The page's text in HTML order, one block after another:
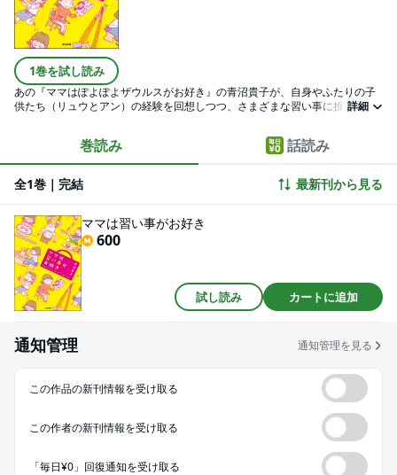
1巻を試し読み
あの『ママはぽよぽよザウルスがお好き』の青沼貴子が、自身やふたりの子
供たち（リュウとアン）の経験を回想しつつ、さまざまな習い事に挑戦する
詳細
巻読み 話読み
全1巻｜完結 最新刊から見る
ママは習い事がお好き
600
試し読み カートに追加
通知管理 通知管理を見る
この作品の新刊情報を受け取る
この作者の新刊情報を受け取る
「毎日¥0」回復通知を受け取る